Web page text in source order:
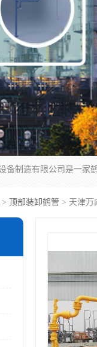
> 顶部装卸鹤管 > 天津万